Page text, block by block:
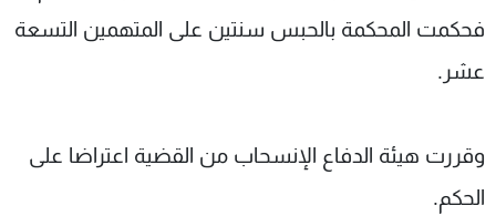
فحكمت المحكمة بالحبس سنتين على المتهمين التسعة
عشر.
وقررت هيئة الدفاع الإنسحاب من القضية اعتراضا على
الحكم.